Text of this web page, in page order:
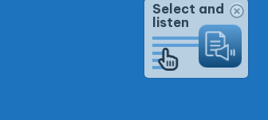
Select and
listen